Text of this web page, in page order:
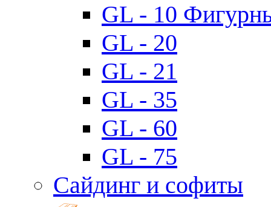
GL - 10
GL - 20
GL - 21
GL - 35
GL - 60
GL - 75
Сайдинг и софиты